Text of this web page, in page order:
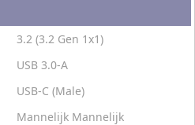
3.2 (3.2 Gen 1x1)
USB 3.0-A
USB-C (Male)
Mannelijk Mannelijk